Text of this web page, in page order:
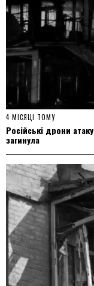
4 МІСЯЦІ ТОМУ
Російські дрони
загинула